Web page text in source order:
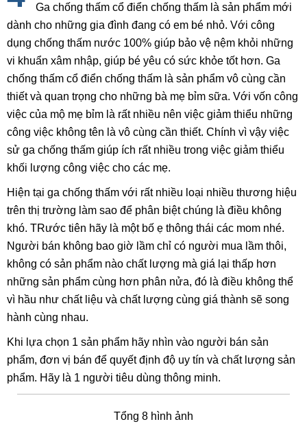
Ga chống thấm cổ điển chống thấm là sản phẩm mới
dành cho những gia đình đang có em bé nhỏ. Với công
dụng chống thấm nước 100% giúp bảo vệ nệm khỏi những
vi khuẩn xâm nhập, giúp bé yêu có sức khỏe tốt hơn. Ga
chống thấm cổ điển chống thấm là sản phẩm vô cùng cần
thiết và quan trọng cho những bà mẹ bỉm sữa. Với vốn công
việc của mộ mẹ bỉm là rất nhiều nên việc giảm thiểu những
công việc không tên là vô cùng cần thiết. Chính vì vậy việc
sử ga chống thấm giúp ích rất nhiều trong việc giảm thiểu
khối lượng công việc cho các mẹ.
Hiện tại ga chống thấm với rất nhiều loại nhiều thương hiệu
trên thị trường làm sao để phân biệt chúng là điều không
khó. TRước tiên hãy là một bố ẹ thông thái các mom nhé.
Người bán không bao giờ lầm chỉ có người mua lầm thôi,
không có sản phẩm nào chất lượng mà giá lại thấp hơn
những sản phẩm cùng hơn phân nửa, đó là điều không thể
vì hầu như chất liệu và chất lượng cùng giá thành sẽ song
hành cùng nhau.
Khi lựa chọn 1 sản phẩm hãy nhìn vào người bán sản
phẩm, đơn vị bán để quyết định độ uy tín và chất lượng sản
phẩm. Hãy là 1 người tiêu dùng thông minh.
Tổng 8 hình ảnh